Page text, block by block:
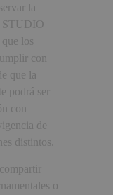
la
STUDIO
los
con
que la
podrá ser
con
de
distintos.
o